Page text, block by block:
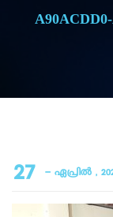
27 - ഏപ്രിൽ ,